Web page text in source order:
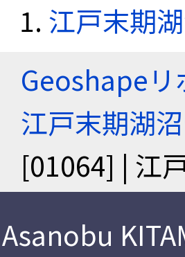
江戸末期
Geoshapeリ
江戸末期湖
[01064] | 江
Asanobu